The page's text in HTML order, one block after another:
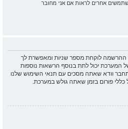
אחרים לראות אם אני מחובר
ההרשמה לוקחת מספר שניות ומאפשרת לך
המערכת יכול לתת בנוסף הרשאות נוספות
וודא שאתה מסכים עם תנאי השימוש שלנו
כללי פורום בזמן שאתה גולש במערכת.